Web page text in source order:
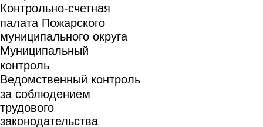
Контрольно-счетная
палата Пожарского
муниципального округа
Муниципальный
контроль
Ведомственный контроль
за соблюдением
трудового
законодательства